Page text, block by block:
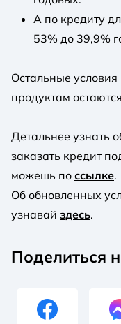
А по кредиту
53% до 39,9%
Остальные
продуктам
Детальнее узнать
заказать кредит
можешь по ссылке.
Об обновленных
узнавай здесь.
Поделиться